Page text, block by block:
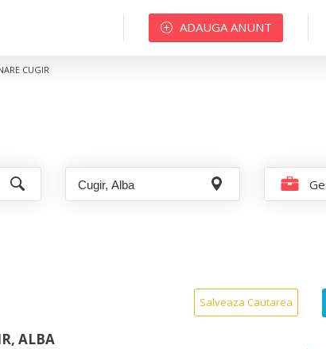
ADAUGA ANUNT
CUGIR
Salveaza Cautarea
ALBA